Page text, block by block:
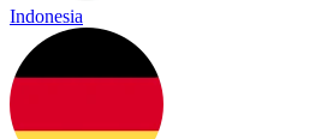
Indonesia